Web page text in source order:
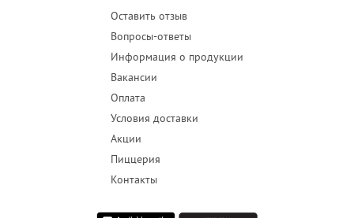
Оставить отзыв
Вопросы-ответы
Информация о продукции
Вакансии
Оплата
Условия доставки
Акции
Пиццерия
Контакты